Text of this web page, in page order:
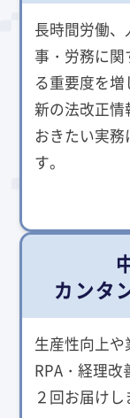
長時間労働
事・労務に
る重要度を
新の法改正
おきたい実
す。
カンタ
生産性向上や
RPA・経理
２回お届けし